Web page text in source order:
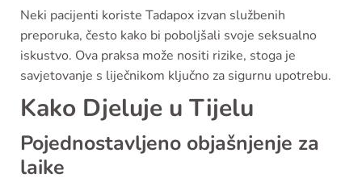
Neki pacijenti koriste Tadapox izvan službenih
preporuka, često kako bi poboljšali svoje seksualno
iskustvo. Ova praksa može nositi rizike, stoga je
savjetovanje s liječnikom ključno za sigurnu upotrebu.
Kako Djeluje u Tijelu
Pojednostavljeno objašnjenje za
laike